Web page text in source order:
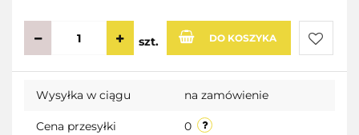
szt. DO KOSZYKA
Do
Wysyłka w ciągu na zamówienie
Cena przesyłki 0